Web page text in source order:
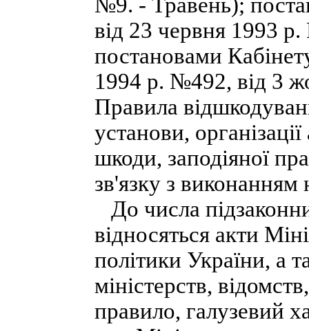
від 23 червня 1993
постановами
1994 р. №492, від 3
Правила
установи,
шкоди, заподіяної
зв'язку з виконанням
До числа
відносяться акти
політики України, а
міністерств,
правило, галузевий